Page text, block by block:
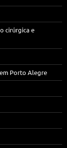
cirúrgica e
Porto Alegre